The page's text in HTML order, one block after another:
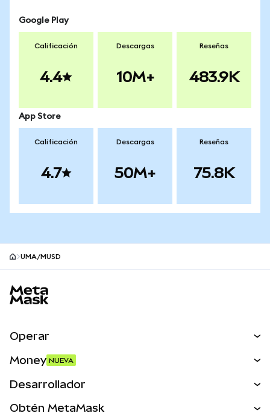
Google Play
Calificación
4.4
Descargas
10M+
Reseñas
483.9K
App Store
Calificación
4.7
Descargas
50M+
Reseñas
75.8K
UMA/mUSD
Operar
Activos del mundo real
Money NUEVA
Desarrollador
Obtén MetaMask